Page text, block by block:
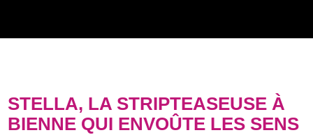
STELLA, LA STRIPTEASEUSE À
BIENNE QUI ENVOÛTE LES SENS